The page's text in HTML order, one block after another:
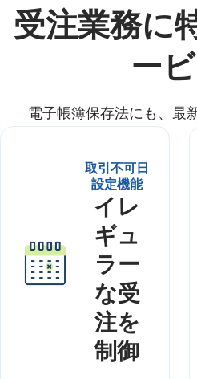
受注業務に
ー
電子帳簿保存法にも、最
取引不可日
設定機能
イレ
ギュ
ラー
な受
注を
制御